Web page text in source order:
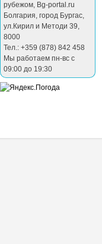
рубежом, Bg-portal.ru
Болгария, город Бургас,
ул.Кирил и Методи 39,
8000
Тел.: +359 (878) 842 458
Мы работаем пн-вс с
09:00 до 19:30